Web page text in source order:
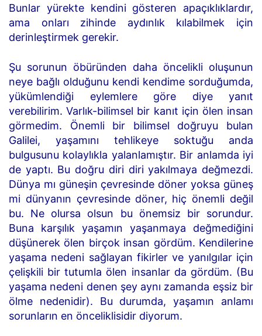
Bunlar yürekte kendini gösteren apaçıklıklardır,
ama onları zihinde aydınlık kılabilmek için
derinleştirmek gerekir.
Şu sorunun öbüründen daha öncelikli oluşunun
neye bağlı olduğunu kendi kendime sorduğumda,
yükümlendiği eylemlere göre diye yanıt
verebilirim. Varlık-bilimsel bir kanıt için ölen insan
görmedim. Önemli bir bilimsel doğruyu bulan
Galilei, yaşamını tehlikeye soktuğu anda
bulgusunu kolaylıkla yalanlamıştır. Bir anlamda iyi
de yaptı. Bu doğru diri diri yakılmaya değmezdi.
Dünya mı güneşin çevresinde döner yoksa güneş
mi dünyanın çevresinde döner, hiç önemli değil
bu. Ne olursa olsun bu önemsiz bir sorundur.
Buna karşılık yaşamın yaşanmaya değmediğini
düşünerek ölen birçok insan gördüm. Kendilerine
yaşama nedeni sağlayan fikirler ve yanılgılar için
çelişkili bir tutumla ölen insanlar da gördüm. (Bu
yaşama nedeni denen şey aynı zamanda eşsiz bir
ölme nedenidir). Bu durumda, yaşamın anlamı
sorunların en önceliklisidir diyorum.